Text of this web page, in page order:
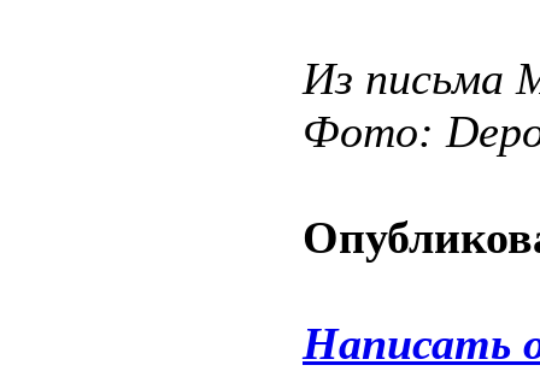
Из письма
Фото:
Написать